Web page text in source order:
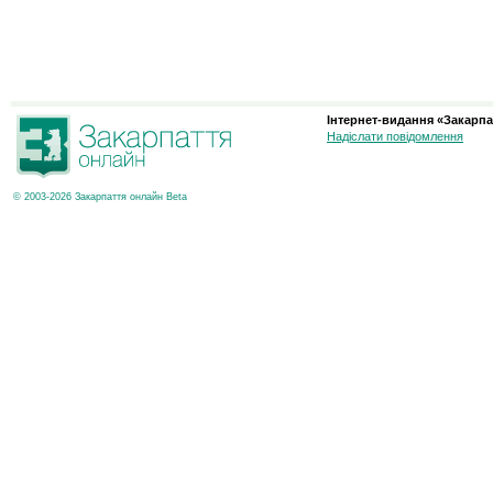
© 2003-2026 Закарпаття онлайн Beta
Інтернет-видання
Надіслати повідомлення